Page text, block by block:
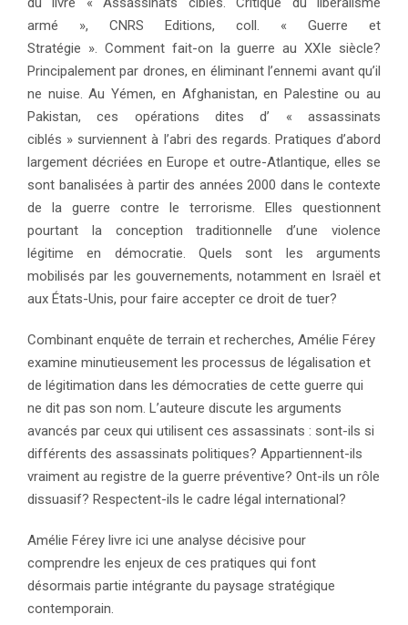
armé », CNRS Editions, coll. « Guerre et
Stratégie ». Comment fait-on la guerre au XXIe siècle?
Principalement par drones, en éliminant l’ennemi avant qu’il
ne nuise. Au Yémen, en Afghanistan, en Palestine ou au
Pakistan, ces opérations dites d’ « assassinats
ciblés » surviennent à l’abri des regards. Pratiques d’abord
largement décriées en Europe et outre-Atlantique, elles se
sont banalisées à partir des années 2000 dans le contexte
de la guerre contre le terrorisme. Elles questionnent
pourtant la conception traditionnelle d’une violence
légitime en démocratie. Quels sont les arguments
mobilisés par les gouvernements, notamment en Israël et
aux États-Unis, pour faire accepter ce droit de tuer?
Combinant enquête de terrain et recherches, Amélie Férey
examine minutieusement les processus de légalisation et
de légitimation dans les démocraties de cette guerre qui
ne dit pas son nom. L’auteure discute les arguments
avancés par ceux qui utilisent ces assassinats : sont-ils si
différents des assassinats politiques? Appartiennent-ils
vraiment au registre de la guerre préventive? Ont-ils un rôle
dissuasif? Respectent-ils le cadre légal international?
Amélie Férey livre ici une analyse décisive pour
comprendre les enjeux de ces pratiques qui font
désormais partie intégrante du paysage stratégique
contemporain.